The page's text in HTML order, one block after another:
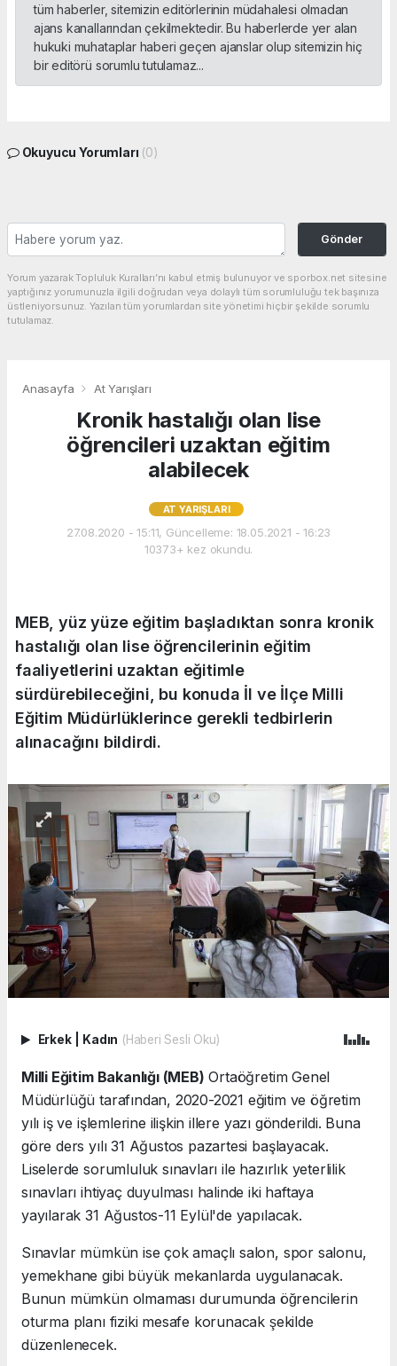
tüm haberler, sitemizin editörlerinin müdahalesi olmadan
ajans kanallarından çekilmektedir. Bu haberlerde yer alan
hukuki muhataplar haberi geçen ajanslar olup sitemizin hiç
bir editörü sorumlu tutulamaz...
Okuyucu Yorumları (0)
Gönder
Yorum yazarak Topluluk Kuralları’nı kabul etmiş bulunuyor ve sporbox.net sitesine
yaptığınız yorumunuzla ilgili doğrudan veya dolaylı tüm sorumluluğu tek başınıza
üstleniyorsunuz. Yazılan tüm yorumlardan site yönetimi hiçbir şekilde sorumlu
tutulamaz.
Anasayfa At Yarışları
Kronik hastalığı olan lise
öğrencileri uzaktan eğitim
alabilecek
AT YARIŞLARI
27.08.2020 - 15:11, Güncelleme: 18.05.2021 - 16:23
10373+ kez okundu.
MEB, yüz yüze eğitim başladıktan sonra kronik
hastalığı olan lise öğrencilerinin eğitim
faaliyetlerini uzaktan eğitimle
sürdürebileceğini, bu konuda İl ve İlçe Milli
Eğitim Müdürlüklerince gerekli tedbirlerin
alınacağını bildirdi.
Erkek Kadın (Haberi Sesli Oku)
Milli Eğitim Bakanlığı (MEB) Ortaöğretim Genel
Müdürlüğü tarafından, 2020-2021 eğitim ve öğretim
yılı iş ve işlemlerine ilişkin illere yazı gönderildi. Buna
göre ders yılı 31 Ağustos pazartesi başlayacak.
Liselerde sorumluluk sınavları ile hazırlık yeterlilik
sınavları ihtiyaç duyulması halinde iki haftaya
yayılarak 31 Ağustos-11 Eylül'de yapılacak.
Sınavlar mümkün ise çok amaçlı salon, spor salonu,
yemekhane gibi büyük mekanlarda uygulanacak.
Bunun mümkün olmaması durumunda öğrencilerin
oturma planı fiziki mesafe korunacak şekilde
düzenlenecek.